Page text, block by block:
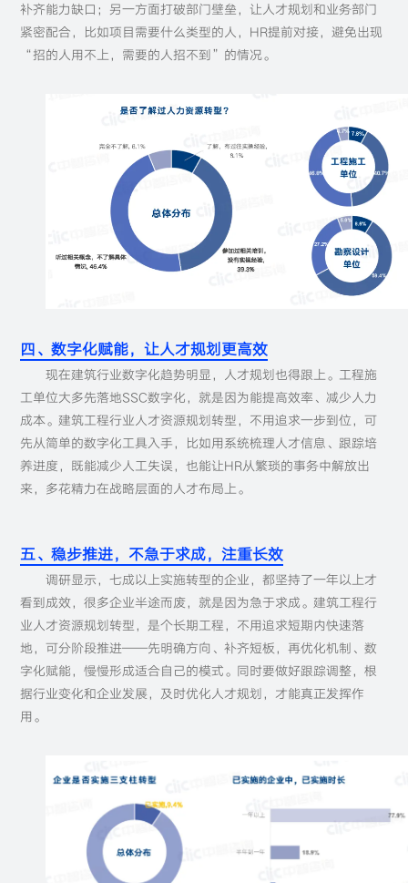
补齐能力缺口；另一方面打破部门壁垒，让人才规划和业务部门
紧密配合，比如项目需要什么类型的人，HR提前对接，避免出现
“招的人用不上，需要的人招不到”的情况。
四、数字化赋能，让人才规划更高效
现在建筑行业数字化趋势明显，人才规划也得跟上。工程施
工单位大多先落地SSC数字化，就是因为能提高效率、减少人力
成本。建筑工程行业人才资源规划转型，不用追求一步到位，可
先从简单的数字化工具入手，比如用系统梳理人才信息、跟踪培
养进度，既能减少人工失误，也能让HR从繁琐的事务中解放出
来，多花精力在战略层面的人才布局上。
五、稳步推进，不急于求成，注重长效
调研显示，七成以上实施转型的企业，都坚持了一年以上才
看到成效，很多企业半途而废，就是因为急于求成。建筑工程行
业人才资源规划转型，是个长期工程，不用追求短期内快速落
地，可分阶段推进——先明确方向、补齐短板，再优化机制、数
字化赋能，慢慢形成适合自己的模式。同时要做好跟踪调整，根
据行业变化和企业发展，及时优化人才规划，才能真正发挥作
用。